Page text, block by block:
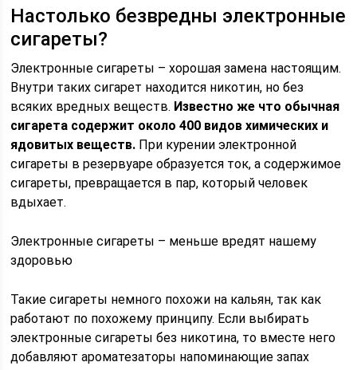
Настолько безвредны электронные
сигареты?
Электронные сигареты – хорошая замена настоящим.
Внутри таких сигарет находится никотин, но без
всяких вредных веществ. Известно же что обычная
сигарета содержит около 400 видов химических и
ядовитых веществ. При курении электронной
сигареты в резервуаре образуется ток, а содержимое
сигареты, превращается в пар, который человек
вдыхает.
Электронные сигареты – меньше вредят нашему
здоровью
Такие сигареты немного похожи на кальян, так как
работают по похожему принципу. Если выбирать
электронные сигареты без никотина, то вместе него
добавляют ароматезаторы напоминающие запах